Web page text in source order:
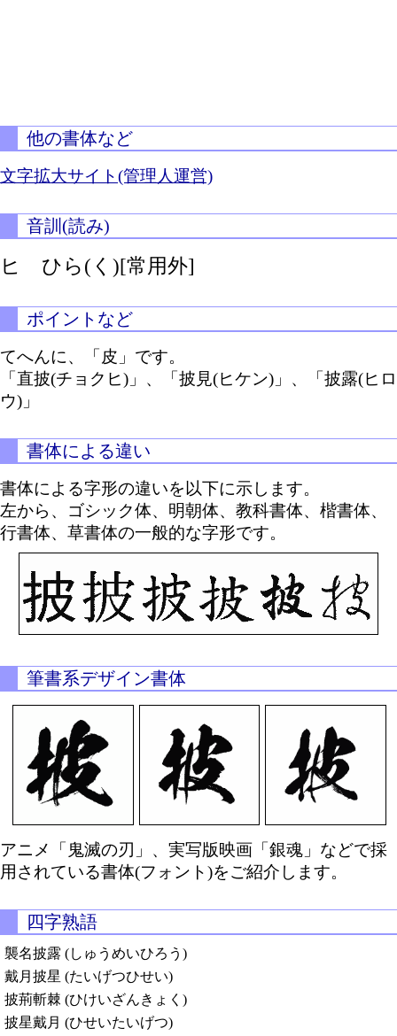
他の書体など
文字拡大サイト(管理人運営)
音訓(読み)
ヒ ひら(く)[常用外]
ポイントなど
てへんに、「皮」です。
「直披(チョクヒ)」、「披見(ヒケン)」、「披露(ヒロ
ウ)」
書体による違い
書体による字形の違いを以下に示します。
左から、ゴシック体、明朝体、教科書体、楷書体、
行書体、草書体の一般的な字形です。
筆書系デザイン書体
アニメ「鬼滅の刃」、実写版映画「銀魂」などで採
用されている書体(フォント)をご紹介します。
四字熟語
襲名披露 (しゅうめいひろう)
戴月披星 (たいげつひせい)
披荊斬棘 (ひけいざんきょく)
披星戴月 (ひせいたいげつ)